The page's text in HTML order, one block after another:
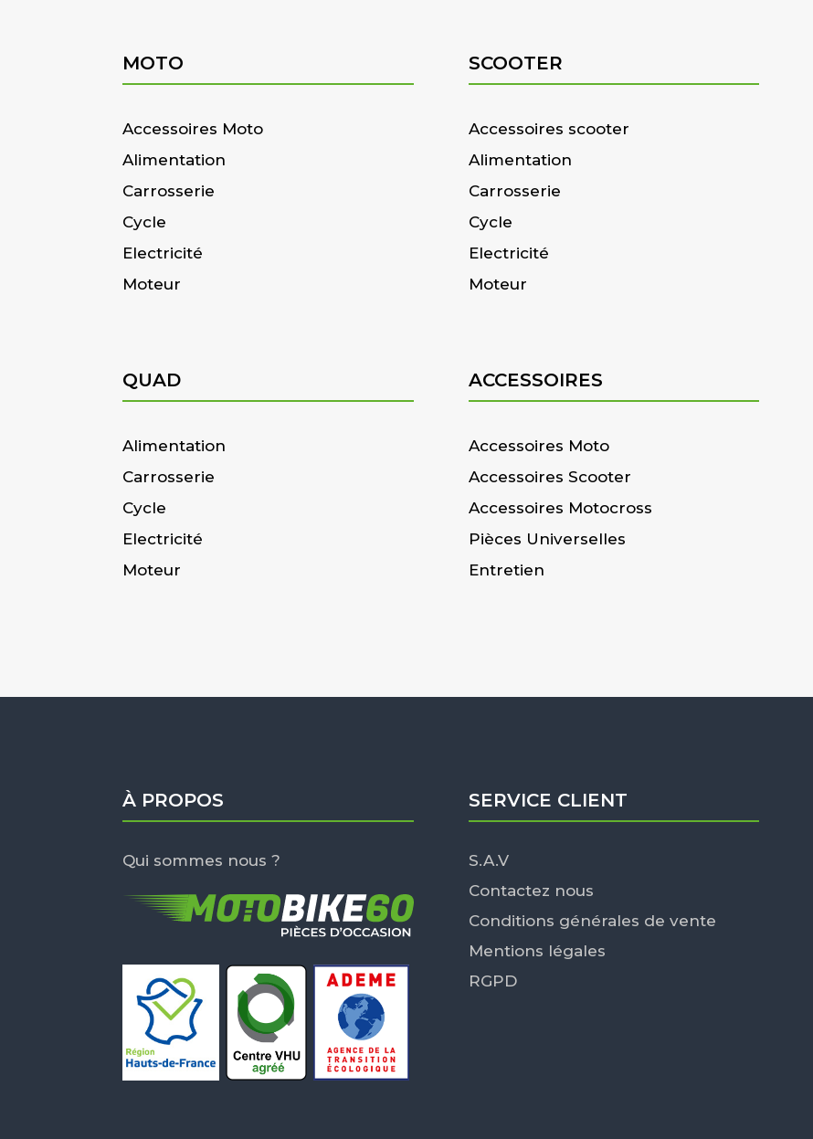
MOTO
Accessoires Moto
Alimentation
Carrosserie
Cycle
Electricité
Moteur
SCOOTER
Accessoires scooter
Alimentation
Carrosserie
Cycle
Electricité
Moteur
QUAD
Alimentation
Carrosserie
Cycle
Electricité
Moteur
ACCESSOIRES
Accessoires Moto
Accessoires Scooter
Accessoires Motocross
Pièces Universelles
Entretien
À PROPOS
Qui sommes nous ?
SERVICE CLIENT
S.A.V
Contactez nous
Conditions générales de vente
Mentions légales
RGPD